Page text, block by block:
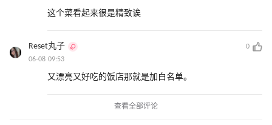
这个菜看起来很是精致诶
Reset丸子
0
06-08 09:53
又漂亮又好吃的饭店那就是加白名单。
查看全部评论